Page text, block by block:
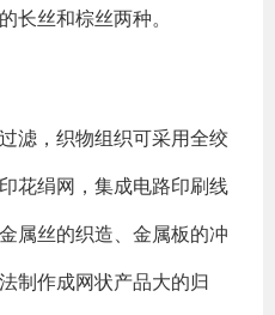
长丝和棕丝两种。
滤，织物组织可采用全绞
花绢网，集成电路印刷线
属丝的织造、金属板的冲
制作成网状产品大的归